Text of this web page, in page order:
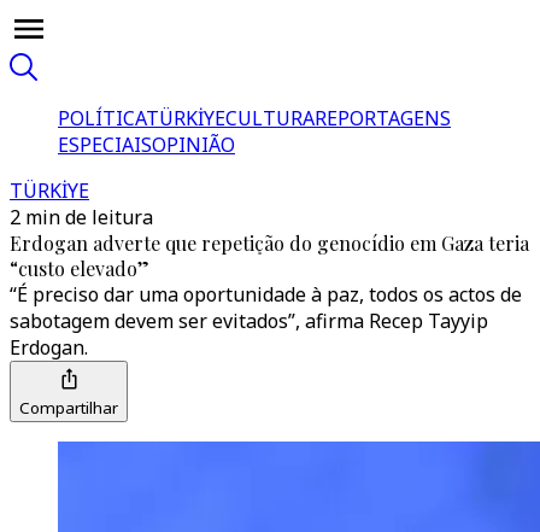
POLÍTICATÜRKİYECULTURAREPORTAGENS
ESPECIAISOPINIÃO
TÜRKİYE
2 min de leitura
Erdogan adverte que repetição do genocídio em Gaza teria
“custo elevado”
“É preciso dar uma oportunidade à paz, todos os actos de
sabotagem devem ser evitados”, afirma Recep Tayyip
Erdogan.
Compartilhar